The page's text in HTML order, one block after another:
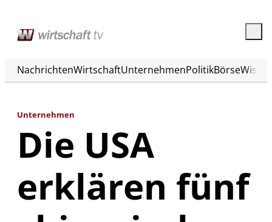
NachrichtenWirtschaftUnternehmenPolitikBörse
Unternehmen
Die USA
erklären fünf